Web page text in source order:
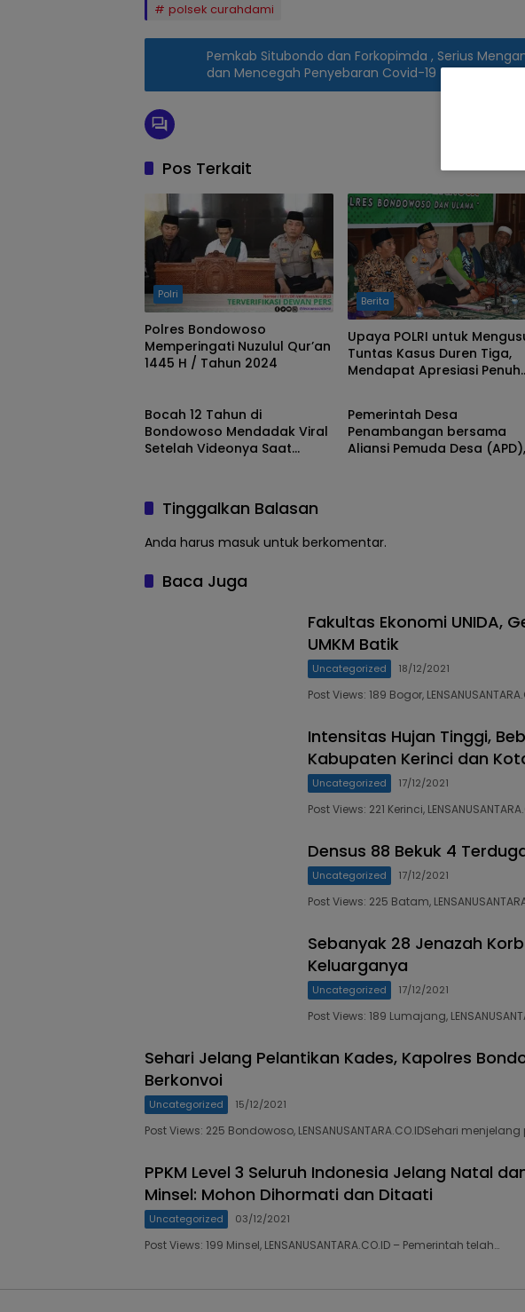
polsek curahdami
Pemkab Situbondo dan Forkopimda , Serius
dan Mencegah Penyebaran Covid-19
Pos Terkait
Polri
Polres Bondowoso
Memperingati Nuzulul Qur’an
1445 H / Tahun 2024
Berita
Upaya POLRI untuk
Tuntas Kasus Duren Tiga,
Mendapat Apresiasi Penuh
Bocah 12 Tahun di
Bondowoso Mendadak Viral
Setelah Videonya Saat
Uncategorized
Pemerintah Desa
Penambangan bersama
Aliansi Pemuda Desa (APD),
Tinggalkan Balasan
Anda harus masuk untuk berkomentar.
Baca Juga
Fakultas Ekonomi UNIDA,
UMKM Batik
Uncategorized 18/12/2021
Post Views: 189 Bogor,
Intensitas Hujan Tinggi,
Kabupaten Kerinci dan
Uncategorized 17/12/2021
Post Views: 221 Kerinci,
Densus 88 Bekuk 4
Uncategorized 17/12/2021
Post Views: 225 Batam,
Sebanyak 28 Jenazah
Keluarganya
Uncategorized 17/12/2021
Post Views: 189 Lumajang,
Sehari Jelang Pelantikan Kades, Kapolres
Berkonvoi
Uncategorized 15/12/2021
Post Views: 225 Bondowoso, LENSANUSANTARA.CO.IDSehari
PPKM Level 3 Seluruh Indonesia Jelang Natal
Minsel: Mohon Dihormati dan Ditaati
Uncategorized 03/12/2021
Post Views: 199 Minsel, LENSANUSANTARA.CO.ID – Pemerintah telah…